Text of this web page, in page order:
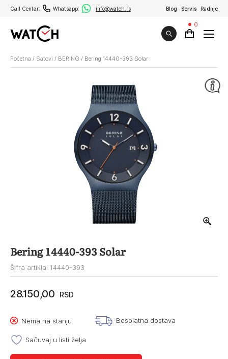
Call Centar: Whatsapp: info@watch.rs Blog Servis Radnje
0
Početna / Satovi / BERING / Bering 14440-393 Solar
Bering 14440-393 Solar
Šifra artikla: 14440-393
28.150,00 RSD
Nema na stanju Besplatna dostava
Sačuvaj u listi želja